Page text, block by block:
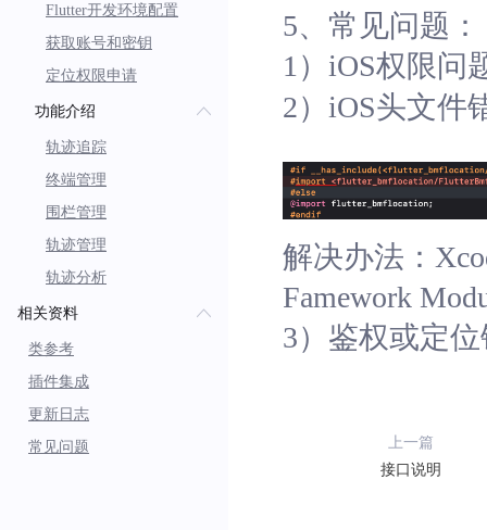
Flutter开发环境配置
获取账号和密钥
定位权限申请
功能介绍
轨迹追踪
终端管理
围栏管理
轨迹管理
轨迹分析
相关资料
类参考
插件集成
更新日志
常见问题
5、常见问题：
1）iOS权限问
2）iOS头文件
解决办法：
Famework
3）鉴权或定
上一篇
接口说明